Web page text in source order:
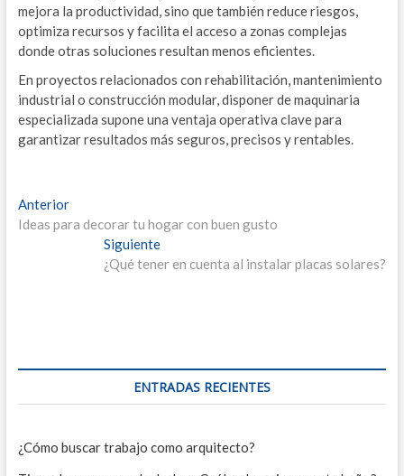
mejora la productividad, sino que también reduce riesgos,
optimiza recursos y facilita el acceso a zonas complejas
donde otras soluciones resultan menos eficientes.
En proyectos relacionados con rehabilitación, mantenimiento
industrial o construcción modular, disponer de maquinaria
especializada supone una ventaja operativa clave para
garantizar resultados más seguros, precisos y rentables.
Navegación
de
entradas
AnteriorEntrada
anterior:
Ideas para decorar tu hogar con buen gusto
SiguienteEntrada
siguiente:
¿Qué tener en cuenta al instalar placas solares?
ENTRADAS RECIENTES
¿Cómo buscar trabajo como arquitecto?